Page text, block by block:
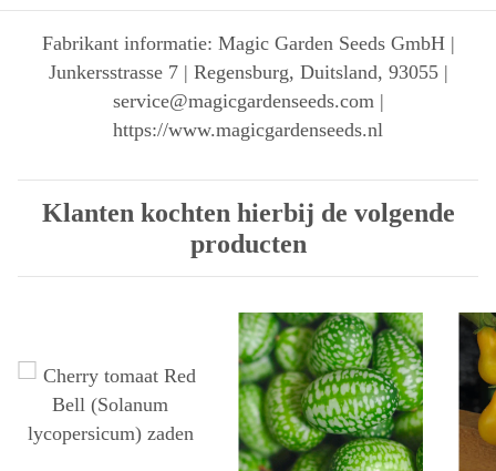
Fabrikant informatie: Magic Garden Seeds GmbH |
Junkersstrasse 7 | Regensburg, Duitsland, 93055 |
service@magicgardenseeds.com |
https://www.magicgardenseeds.nl
Klanten kochten hierbij de volgende
producten